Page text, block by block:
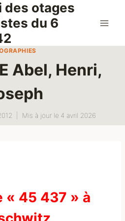
des otages
du 6
Abel, Henri,
Mis à jour le 4 avril 2026
« 45 437 » à